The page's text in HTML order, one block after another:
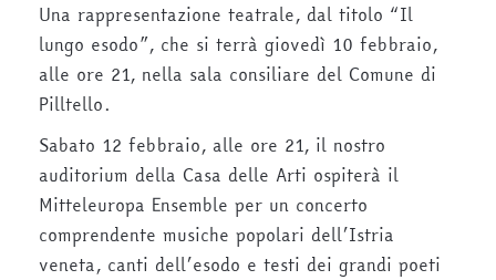
Una rappresentazione teatrale, dal titolo “Il
lungo esodo”, che si terrà giovedì 10 febbraio,
alle ore 21, nella sala consiliare del Comune di
Pilltello.
Sabato 12 febbraio, alle ore 21, il nostro
auditorium della Casa delle Arti ospiterà il
Mitteleuropa Ensemble per un concerto
comprendente musiche popolari dell’Istria
veneta, canti dell’esodo e testi dei grandi poeti